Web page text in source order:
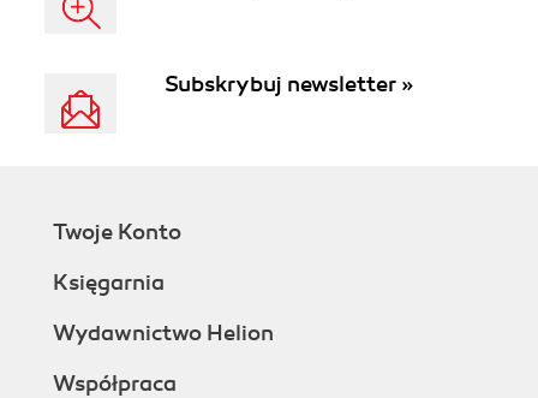
Subskrybuj newsletter »
Twoje Konto
Księgarnia
Wydawnictwo Helion
Współpraca